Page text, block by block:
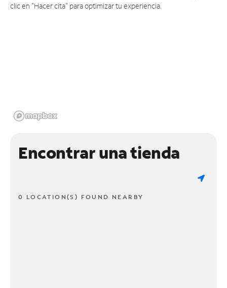
clic en "Hacer cita" para optimizar tu experiencia.
Encontrar una tienda
0 LOCATION(S) FOUND NEARBY